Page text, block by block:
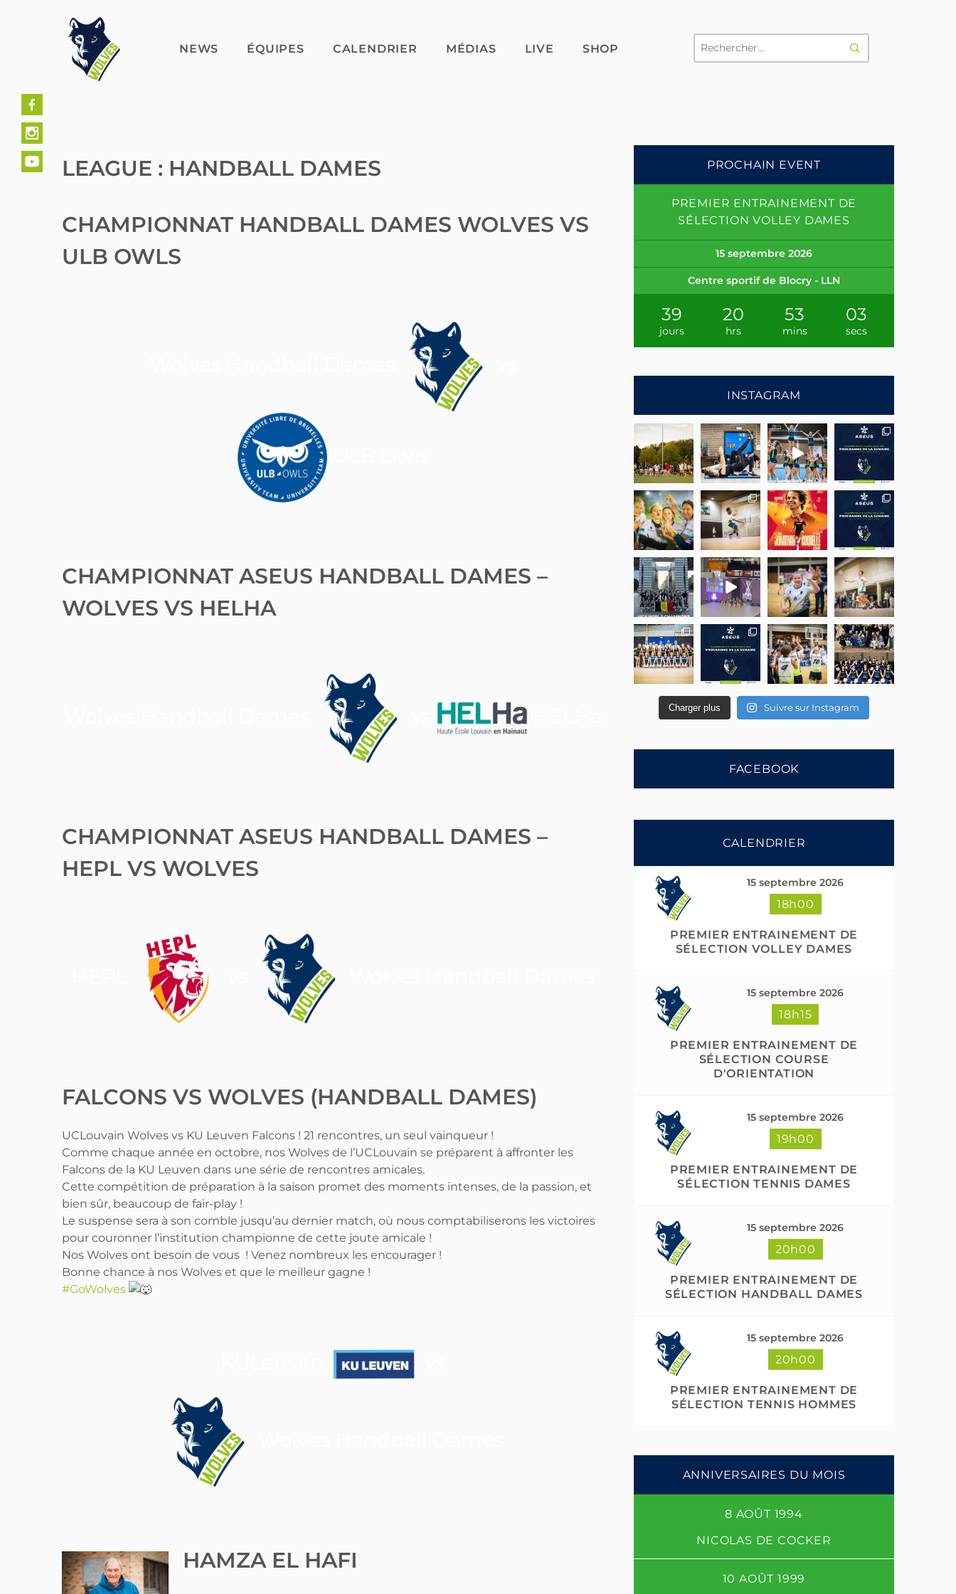
NEWS ÉQUIPES CALENDRIER MÉDIAS LIVE SHOP
LEAGUE : HANDBALL DAMES
CHAMPIONNAT HANDBALL DAMES WOLVES VS
ULB OWLS
CHAMPIONNAT ASEUS HANDBALL DAMES –
WOLVES VS HELHA
CHAMPIONNAT ASEUS HANDBALL DAMES –
HEPL VS WOLVES
FALCONS VS WOLVES (HANDBALL DAMES)
UCLouvain Wolves vs KU Leuven Falcons ! 21 rencontres, un seul vainqueur !
Comme chaque année en octobre, nos Wolves de l’UCLouvain se préparent à affronter les
Falcons de la KU Leuven dans une série de rencontres amicales.
Cette compétition de préparation à la saison promet des moments intenses, de la passion, et
bien sûr, beaucoup de fair-play !
Le suspense sera à son comble jusqu’au dernier match, où nous comptabiliserons les victoires
pour couronner l’institution championne de cette joute amicale !
Nos Wolves ont besoin de vous ! Venez nombreux les encourager !
Bonne chance à nos Wolves et que le meilleur gagne !
#GoWolves
HAMZA EL HAFI
PROCHAIN EVENT
PREMIER ENTRAINEMENT DE
SÉLECTION VOLLEY DAMES
15 septembre 2026
Centre sportif de Blocry - LLN
39
jours
20
hrs
53
mins
02
secs
INSTAGRAM
Charger plus Suivre sur Instagram
FACEBOOK
CALENDRIER
15 septembre 2026
18h00
PREMIER ENTRAINEMENT DE
SÉLECTION VOLLEY DAMES
15 septembre 2026
18h15
PREMIER ENTRAINEMENT DE
SÉLECTION COURSE
D'ORIENTATION
15 septembre 2026
19h00
PREMIER ENTRAINEMENT DE
SÉLECTION TENNIS DAMES
15 septembre 2026
20h00
PREMIER ENTRAINEMENT DE
SÉLECTION HANDBALL DAMES
15 septembre 2026
20h00
PREMIER ENTRAINEMENT DE
SÉLECTION TENNIS HOMMES
ANNIVERSAIRES DU MOIS
8 AOÛT 1994
NICOLAS DE COCKER
10 AOÛT 1999